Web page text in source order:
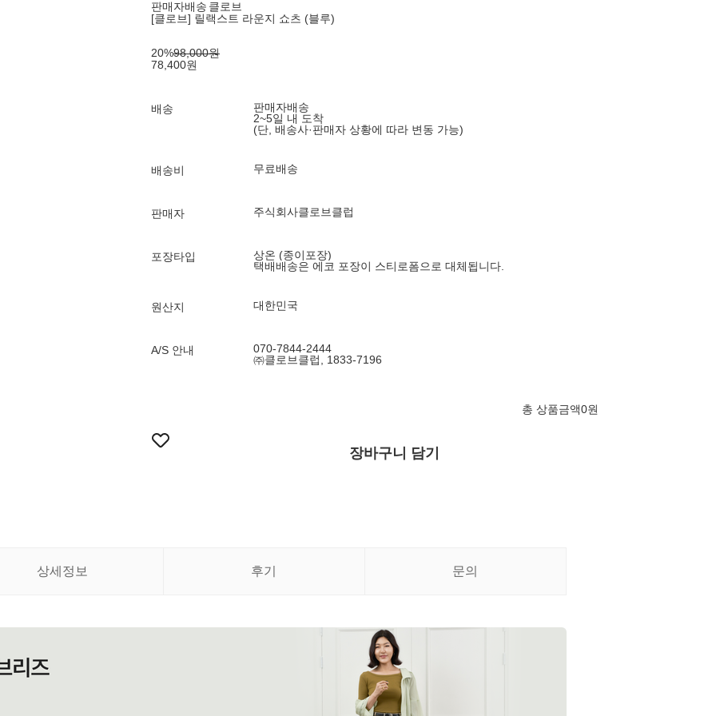
판매자배송 클로브
[클로브] 릴랙스트 라운지 쇼츠 (블루)
20%98,000원
78,400원
배송
판매자배송
2~5일 내 도착
(단, 배송사·판매자 상황에 따라 변동 가능)
배송비 무료배송
판매자 주식회사클로브클럽
포장타입
상온 (종이포장)
택배배송은 에코 포장이 스티로폼으로 대체됩니다.
원산지 대한민국
A/S 안내
070-7844-2444
㈜클로브클럽, 1833-7196
총 상품금액0원
장바구니 담기
상세정보 후기 문의